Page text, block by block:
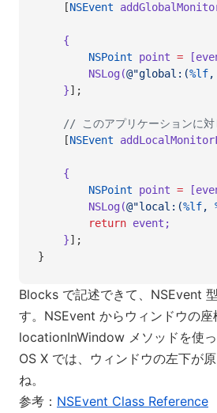
    [
NSEvent
    {
        NSPoint
point =
        NSLog(
@"global:(%lf,
    }
];
// このアプリケーションに
    [
NSEvent
    {
        NSPoint
point =
        NSLog(
@"local:(%lf,
        return
event;
    }
];
}
Blocks で記述できて、NSEvent
す。NSEvent からウィンドウの座
locationInWindow メソッドを使っ
OS X では、ウィンドウの左下が
ね。
参考： NSEvent Class Reference